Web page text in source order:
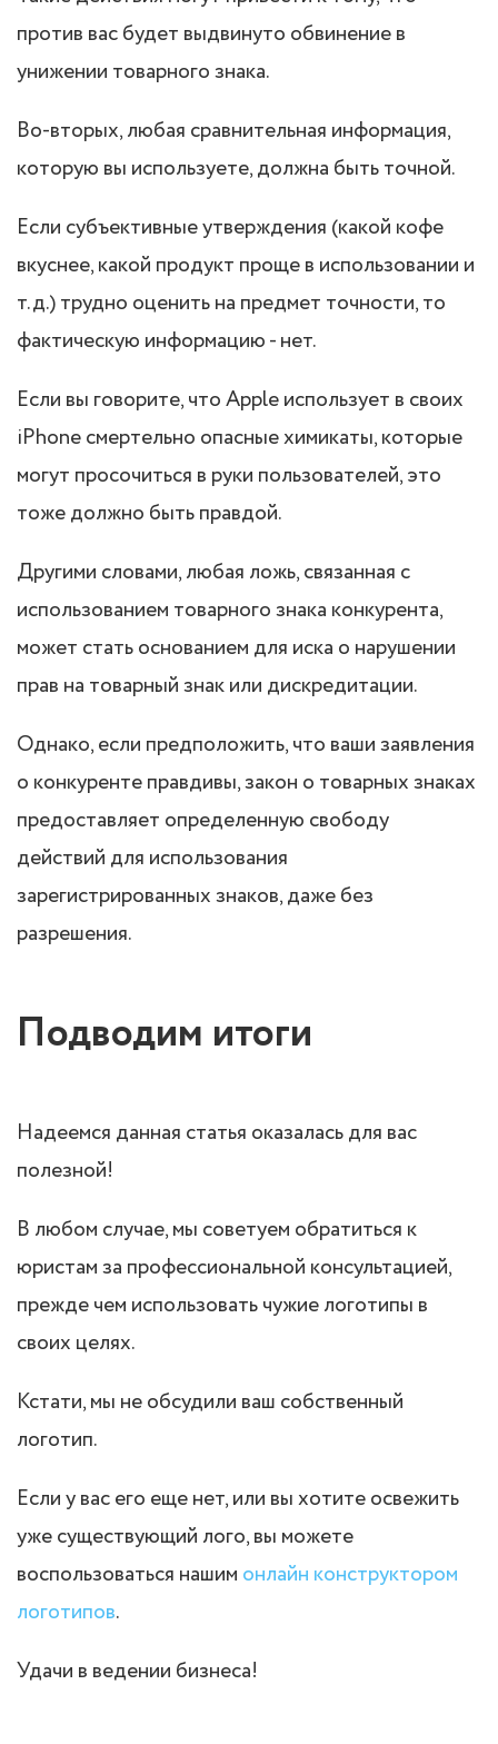
против вас будет выдвинуто обвинение в
унижении товарного знака.
Во-вторых, любая сравнительная информация,
которую вы используете, должна быть точной.
Если субъективные утверждения (какой кофе
вкуснее, какой продукт проще в использовании и
т.д.) трудно оценить на предмет точности, то
фактическую информацию - нет.
Если вы говорите, что Apple использует в своих
iPhone смертельно опасные химикаты, которые
могут просочиться в руки пользователей, это
тоже должно быть правдой.
Другими словами, любая ложь, связанная с
использованием товарного знака конкурента,
может стать основанием для иска о нарушении
прав на товарный знак или дискредитации.
Однако, если предположить, что ваши заявления
о конкуренте правдивы, закон о товарных знаках
предоставляет определенную свободу
действий для использования
зарегистрированных знаков, даже без
разрешения.
Подводим итоги
Надеемся данная статья оказалась для вас
полезной!
В любом случае, мы советуем обратиться к
юристам за профессиональной консультацией,
прежде чем использовать чужие логотипы в
своих целях.
Кстати, мы не обсудили ваш собственный
логотип.
Если у вас его еще нет, или вы хотите освежить
уже существующий лого, вы можете
воспользоваться нашим онлайн конструктором
логотипов.
Удачи в ведении бизнеса!